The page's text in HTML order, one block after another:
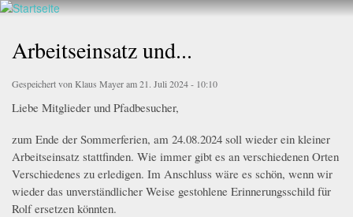
Direkt
Walderlebnis
e.V.
hier
Arbeitseinsatz und...
Gespeichert von Klaus Mayeram 21. Juli 2024 - 10:10
Liebe Mitglieder und Pfadbesucher,
zum Ende der Sommerferien, am 24.08.2024 soll wieder ein kleiner
Arbeitseinsatz stattfinden. Wie immer gibt es an verschiedenen Orten
Verschiedenes zu erledigen. Im Anschluss wäre es schön, wenn wir
wieder das unverständlicher Weise gestohlene Erinnerungsschild für
Rolf ersetzen könnten.